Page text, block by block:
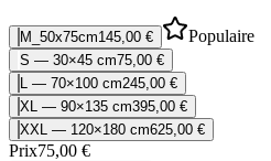
M_50x75cm145,00 € Populaire
S — 30×45 cm75,00 €
L — 70×100 cm245,00 €
XL — 90×135 cm395,00 €
XXL — 120×180 cm625,00 €
Prix75,00 €